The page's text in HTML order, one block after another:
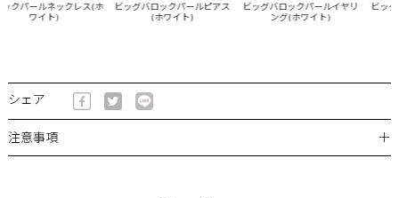
パールネックレス(ホ
ワイト)
ビッグバロックパールピアス
(ホワイト)
ビッグバロックパールイヤリ
ング(ホワイト)
ビッグ
シェア
注意事項 ＋